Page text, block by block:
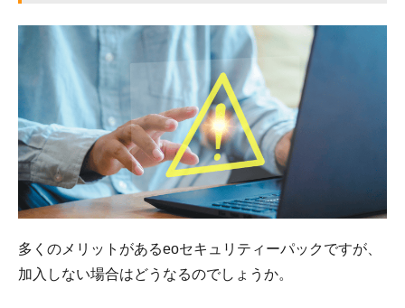
多くのメリットがあるeoセキュリティーパックですが、
加入しない場合はどうなるのでしょうか。